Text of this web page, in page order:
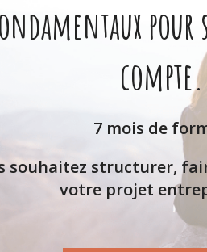
pour
7 mois de
souhaitez structurer,
votre projet